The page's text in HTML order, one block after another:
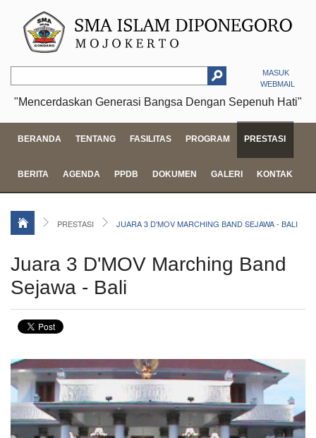
MASUK
WEBMAIL
"Mencerdaskan Generasi Bangsa Dengan Sepenuh Hati"
BERANDA TENTANG FASILITAS PROGRAM PRESTASI
BERITA AGENDA PPDB DOKUMEN GALERI KONTAK
PRESTASI JUARA 3 D'MOV MARCHING BAND SEJAWA - BALI
Juara 3 D'MOV Marching Band
Sejawa - Bali